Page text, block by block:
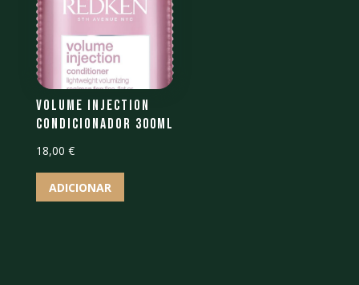
Volume Injection
Condicionador 300ml
18,00 €
ADICIONAR